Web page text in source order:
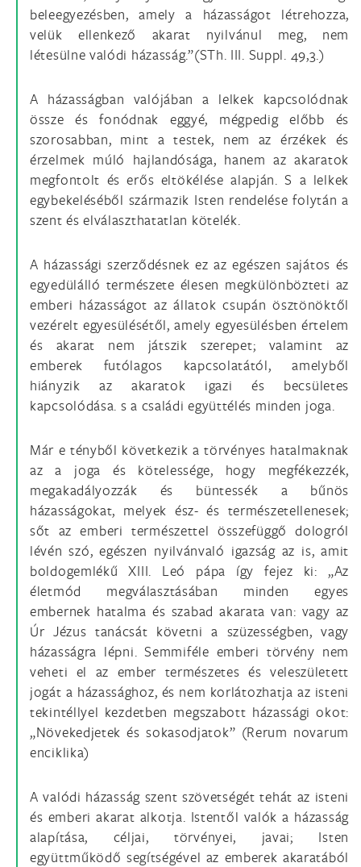
beleegyezésben, amely a házasságot létrehozza,
velük ellenkező akarat nyilvánul meg, nem
létesülne valódi házasság.”(STh. III. Suppl. 49,3.)
A házasságban valójában a lelkek kapcsolódnak
össze és fonódnak eggyé, mégpedig előbb és
szorosabban, mint a testek, nem az érzékek és
érzelmek múló hajlandósága, hanem az akaratok
megfontolt és erős eltökélése alapján. S a lelkek
egybekeléséből származik Isten rendelése folytán a
szent és elválaszthatatlan kötelék.
A házassági szerződésnek ez az egészen sajátos és
egyedülálló természete élesen megkülönbözteti az
emberi házasságot az állatok csupán ösztönöktől
vezérelt egyesülésétől, amely egyesülésben értelem
és akarat nem játszik szerepet; valamint az
emberek futólagos kapcsolatától, amelyből
hiányzik az akaratok igazi és becsületes
kapcsolódása. s a családi együttélés minden joga.
Már e tényből következik a törvényes hatalmaknak
az a joga és kötelessége, hogy megfékezzék,
megakadályozzák és büntessék a bűnös
házasságokat, melyek ész- és természetellenesek;
sőt az emberi természettel összefüggő dologról
lévén szó, egészen nyilvánvaló igazság az is, amit
boldogemlékű XIII. Leó pápa így fejez ki: „Az
életmód megválasztásában minden egyes
embernek hatalma és szabad akarata van: vagy az
Úr Jézus tanácsát követni a szüzességben, vagy
házasságra lépni. Semmiféle emberi törvény nem
veheti el az ember természetes és veleszületett
jogát a házassághoz, és nem korlátozhatja az isteni
tekintéllyel kezdetben megszabott házassági okot:
„Növekedjetek és sokasodjatok” (Rerum novarum
enciklika)
A valódi házasság szent szövetségét tehát az isteni
és emberi akarat alkotja. Istentől valók a házasság
alapítása, céljai, törvényei, javai; Isten
együttműködő segítségével az emberek akaratából